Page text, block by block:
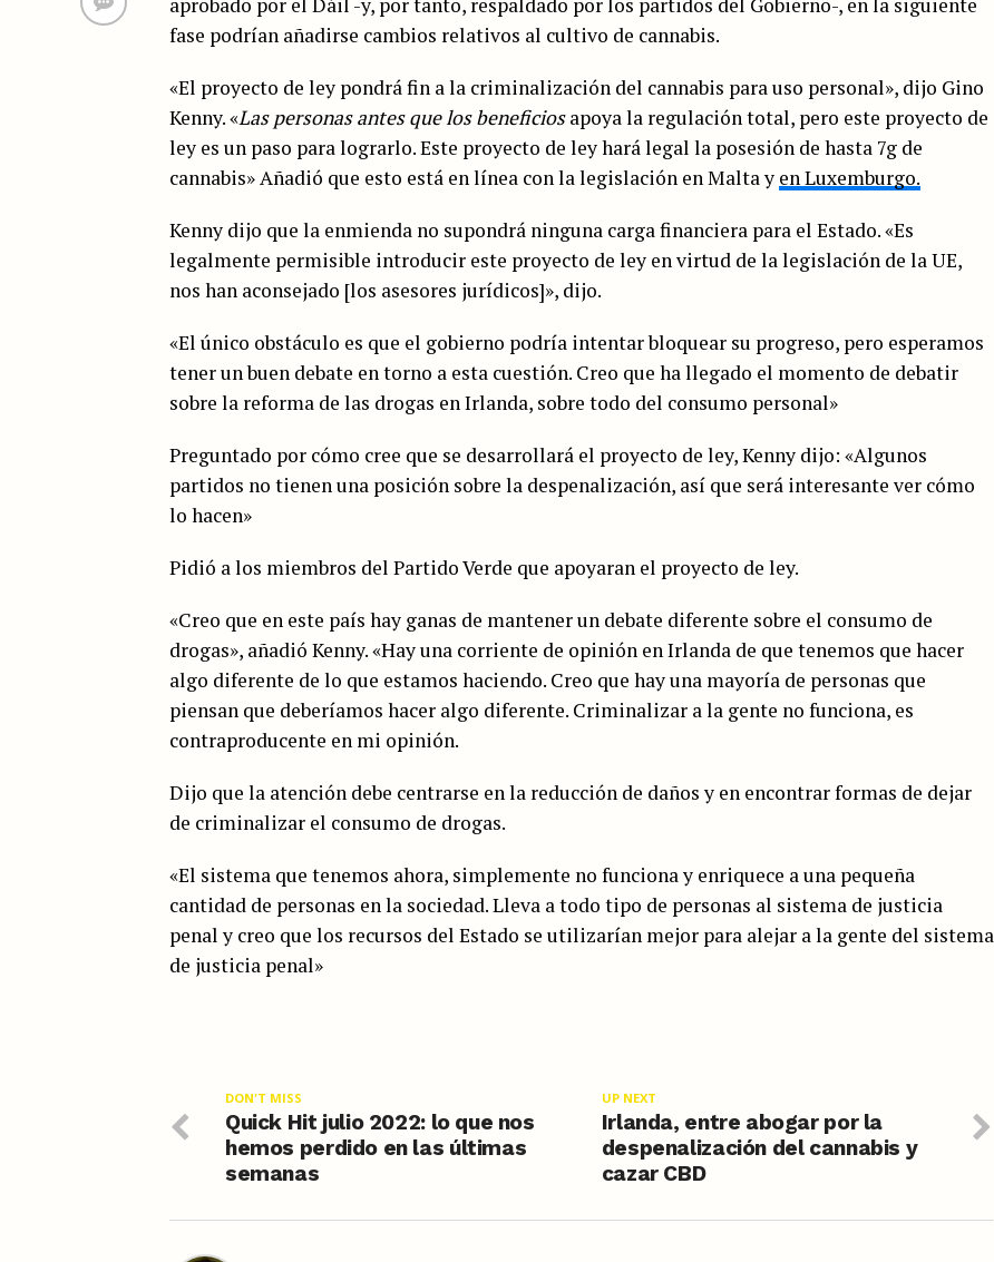
fase podrían añadirse cambios relativos al cultivo de cannabis.
«El proyecto de ley pondrá fin a la criminalización del cannabis para uso personal», dijo Gino
Kenny. «Las personas antes que los beneficiosapoya la regulación total, pero este proyecto de
ley es un paso para lograrlo. Este proyecto de ley hará legal la posesión de hasta 7g de
cannabis» Añadió que esto está en línea con la legislación en Malta y en Luxemburgo.
Kenny dijo que la enmienda no supondrá ninguna carga financiera para el Estado. «Es
legalmente permisible introducir este proyecto de ley en virtud de la legislación de la UE,
nos han aconsejado [los asesores jurídicos]», dijo.
«El único obstáculo es que el gobierno podría intentar bloquear su progreso, pero esperamos
tener un buen debate en torno a esta cuestión. Creo que ha llegado el momento de debatir
sobre la reforma de las drogas en Irlanda, sobre todo del consumo personal»
Preguntado por cómo cree que se desarrollará el proyecto de ley, Kenny dijo: «Algunos
partidos no tienen una posición sobre la despenalización, así que será interesante ver cómo
lo hacen»
Pidió a los miembros del Partido Verde que apoyaran el proyecto de ley.
«Creo que en este país hay ganas de mantener un debate diferente sobre el consumo de
drogas», añadió Kenny. «Hay una corriente de opinión en Irlanda de que tenemos que hacer
algo diferente de lo que estamos haciendo. Creo que hay una mayoría de personas que
piensan que deberíamos hacer algo diferente. Criminalizar a la gente no funciona, es
contraproducente en mi opinión.
Dijo que la atención debe centrarse en la reducción de daños y en encontrar formas de dejar
de criminalizar el consumo de drogas.
«El sistema que tenemos ahora, simplemente no funciona y enriquece a una pequeña
cantidad de personas en la sociedad. Lleva a todo tipo de personas al sistema de justicia
penal y creo que los recursos del Estado se utilizarían mejor para alejar a la gente del sistema
de justicia penal»
UP NEXT
Irlanda, entre abogar por la
despenalización del cannabis y
cazar CBD
DON'T MISS
Quick Hit julio 2022: lo que nos
hemos perdido en las últimas
semanas